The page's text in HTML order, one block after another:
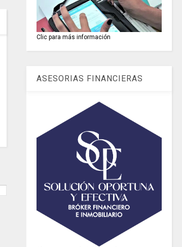
Clic para más información
ASESORIAS FINANCIERAS